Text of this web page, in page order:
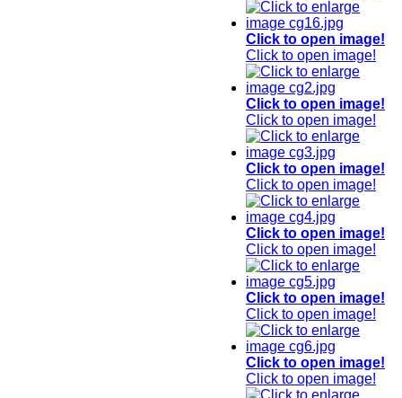
Click to open image!
Click to open image!
Click to open image!
Click to open image!
Click to open image!
Click to open image!
Click to open image!
Click to open image!
Click to open image!
Click to open image!
Click to open image!
Click to open image!